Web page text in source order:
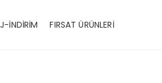
İNDİRİM FIRSAT ÜRÜNLERİ